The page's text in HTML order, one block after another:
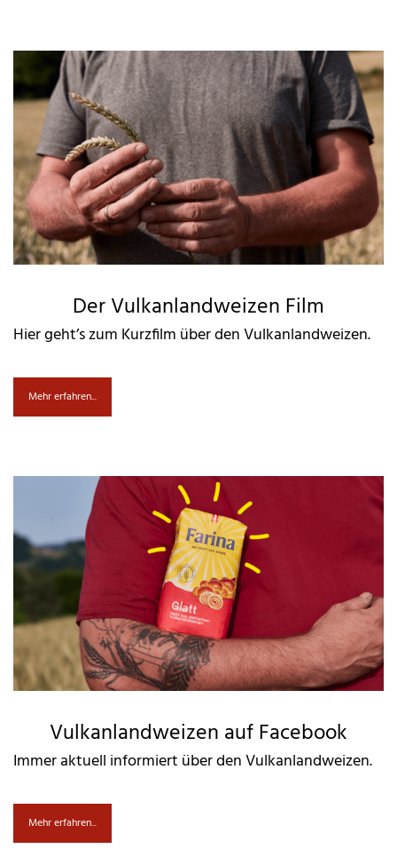
Der Vulkanlandweizen Film
Hier geht’s zum Kurzfilm über den Vulkanlandweizen.
Mehr erfahren...
Vulkanlandweizen auf Facebook
Immer aktuell informiert über den Vulkanlandweizen.
Mehr erfahren...